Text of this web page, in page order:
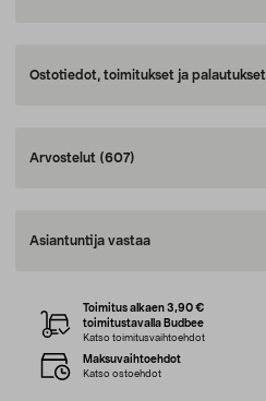
Ostotiedot, toimitukset ja palautukset
Arvostelut (607)
Asiantuntija vastaa
Toimitus alkaen 3,90 €
toimitustavalla Budbee
Katso toimitusvaihtoehdot
Maksuvaihtoehdot
Katso ostoehdot